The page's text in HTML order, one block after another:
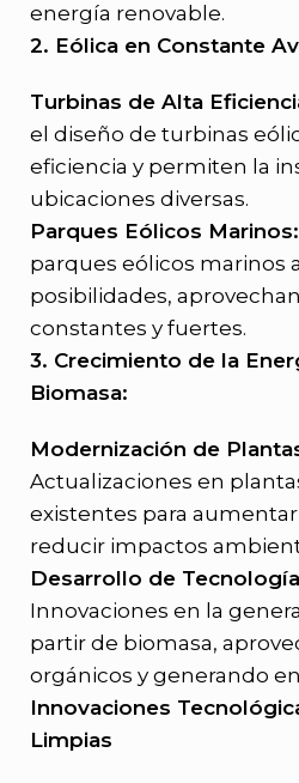
energía renovable.
2. Eólica en Constante
Turbinas de Alta
el diseño de turbinas
eficiencia y permiten la
ubicaciones diversas.
Parques Eólicos Marinos:
parques eólicos marinos
posibilidades,
constantes y fuertes.
3. Crecimiento de la
Biomasa:
Modernización de
Actualizaciones en
existentes para
reducir impactos
Desarrollo de
Innovaciones en la
partir de biomasa,
orgánicos y generando
Innovaciones
Limpias